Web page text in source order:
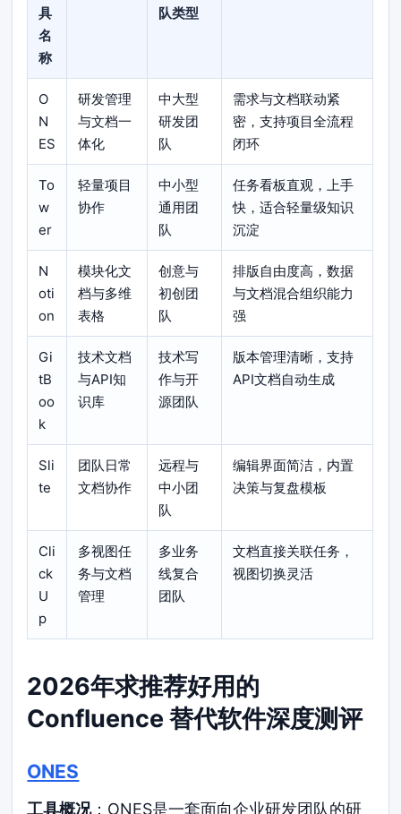
具
名
称
队类型
O
N
ES
研发管理
与文档一
体化
中大型
研发团
队
需求与文档联动紧
密，支持项目全流程
闭环
To
w
er
轻量项目
协作
中小型
通用团
队
任务看板直观，上手
快，适合轻量级知识
沉淀
N
oti
on
模块化文
档与多维
表格
创意与
初创团
队
排版自由度高，数据
与文档混合组织能力
强
Gi
tB
oo
k
技术文档
与API知
识库
技术写
作与开
源团队
版本管理清晰，支持
API文档自动生成
Sli
te
团队日常
文档协作
远程与
中小团
队
编辑界面简洁，内置
决策与复盘模板
Cli
ck
U
p
多视图任
务与文档
管理
多业务
线复合
团队
文档直接关联任务，
视图切换灵活
2026年求推荐好用的
Confluence 替代软件深度测评
ONES
工具概况：ONES是一套面向企业研发团队的研